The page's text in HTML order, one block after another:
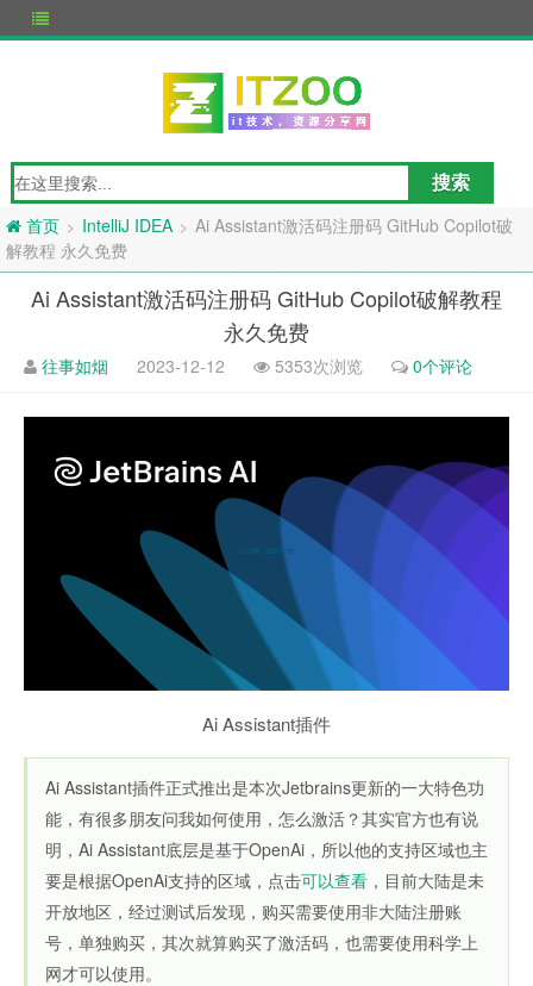
首页 > IntelliJ IDEA > Ai Assistant激活码注册码 GitHub Copilot破
解教程 永久免费
Ai Assistant激活码注册码 GitHub Copilot破解教程
永久免费
往事如烟 2023-12-12 5353次浏览 0个评论
Ai Assistant插件
Ai Assistant插件正式推出是本次Jetbrains更新的一大特色功
能，有很多朋友问我如何使用，怎么激活？其实官方也有说
明，Ai Assistant底层是基于OpenAi，所以他的支持区域也主
要是根据OpenAi支持的区域，点击可以查看 ，目前大陆是未
开放地区，经过测试后发现，购买需要使用非大陆注册账
号，单独购买，其次就算购买了激活码，也需要使用科学上
网才可以使用。